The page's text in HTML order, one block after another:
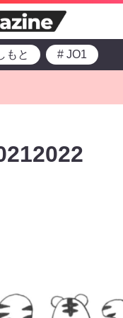
もと # JO1